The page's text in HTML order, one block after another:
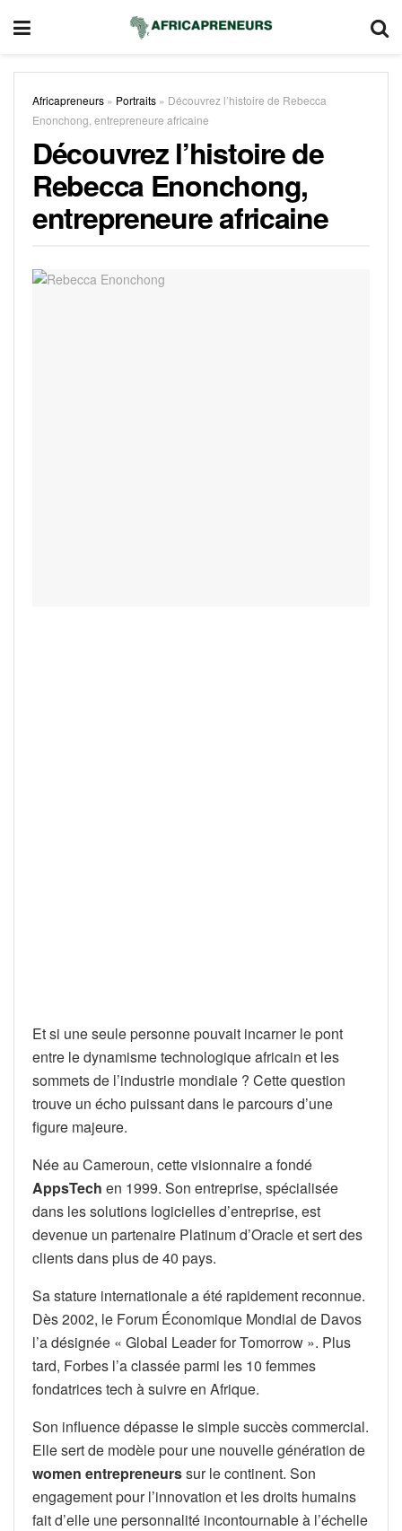
Africapreneurs » Portraits » Découvrez l’histoire de Rebecca
Enonchong, entrepreneure africaine
Découvrez l’histoire de
Rebecca Enonchong,
entrepreneure africaine
Et si une seule personne pouvait incarner le pont
entre le dynamisme technologique africain et les
sommets de l’industrie mondiale ? Cette question
trouve un écho puissant dans le parcours d’une
figure majeure.
Née au Cameroun, cette visionnaire a fondé
AppsTech en 1999. Son entreprise, spécialisée
dans les solutions logicielles d’entreprise, est
devenue un partenaire Platinum d’Oracle et sert des
clients dans plus de 40 pays.
Sa stature internationale a été rapidement reconnue.
Dès 2002, le Forum Économique Mondial de Davos
l’a désignée « Global Leader for Tomorrow ». Plus
tard, Forbes l’a classée parmi les 10 femmes
fondatrices tech à suivre en Afrique.
Son influence dépasse le simple succès commercial.
Elle sert de modèle pour une nouvelle génération de
women entrepreneurssur le continent. Son
engagement pour l’innovation et les droits humains
fait d’elle une personnalité incontournable à l’échelle